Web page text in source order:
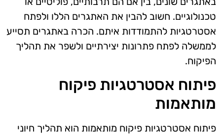
טכנולוגיים. חשוב להבין את האתגרים הללו ולפתח
אסטרטגיות להתמודדות איתם. הכרה באתגרים תסייע
לממשלה לפתח פתרונות יצירתיים ולשפר את תהליך
הפיקוח.
פיתוח אסטרטגיות פיקוח
מותאמות
פיתוח אסטרטגיות פיקוח מותאמות הוא תהליך חיוני